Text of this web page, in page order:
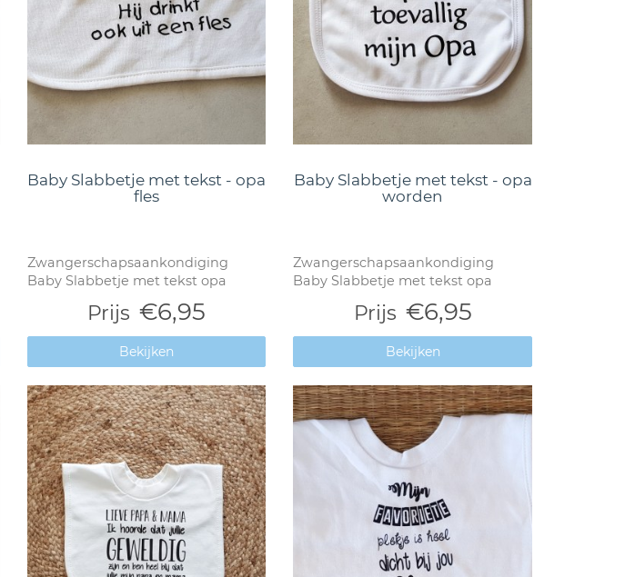
Baby Slabbetje met tekst - opa
fles
Zwangerschapsaankondiging
Baby Slabbetje met tekst opa
Prijs €6,95
Bekijken
Baby Slabbetje met tekst - opa
worden
Zwangerschapsaankondiging
Baby Slabbetje met tekst opa
Prijs €6,95
Bekijken